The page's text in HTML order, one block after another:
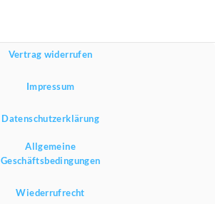
Vertrag widerrufen
Impressum
Datenschutzerklärung
Allgemeine
Geschäftsbedingungen
Wiederrufrecht